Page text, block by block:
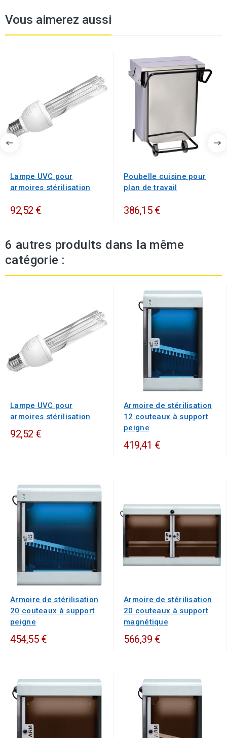
Vous aimerez aussi
Lampe UVC pour
armoires stérilisation
92,52 €
Poubelle cuisine pour
plan de travail
386,15 €
6 autres produits dans la même
catégorie :
Lampe UVC pour
armoires stérilisation
92,52 €
Armoire de stérilisation
12 couteaux à support
peigne
419,41 €
Armoire de stérilisation
20 couteaux à support
peigne
454,55 €
Armoire de stérilisation
20 couteaux à support
magnétique
566,39 €